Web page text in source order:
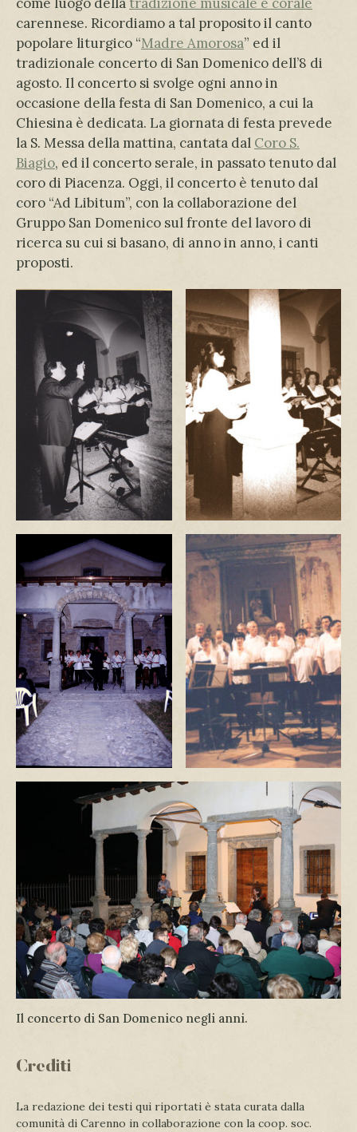
carennese. Ricordiamo a tal proposito il canto
popolare liturgico “Madre Amorosa” ed il
tradizionale concerto di San Domenico dell’8 di
agosto. Il concerto si svolge ogni anno in
occasione della festa di San Domenico, a cui la
Chiesina è dedicata. La giornata di festa prevede
la S. Messa della mattina, cantata dal Coro S.
Biagio, ed il concerto serale, in passato tenuto dal
coro di Piacenza. Oggi, il concerto è tenuto dal
coro “Ad Libitum”, con la collaborazione del
Gruppo San Domenico sul fronte del lavoro di
ricerca su cui si basano, di anno in anno, i canti
proposti.
Il concerto di San Domenico negli anni.
Crediti
La redazione dei testi qui riportati è stata curata dalla
comunità di Carenno in collaborazione con la coop. soc.